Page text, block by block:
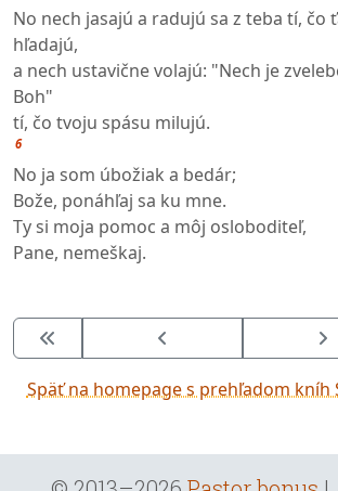
No nech jasajú a radujú sa z teba tí, čo
hľadajú,
a nech ustavične volajú: "Nech je
Boh"
tí, čo tvoju spásu milujú.
6
No ja som úbožiak a bedár;
Bože, ponáhľaj sa ku mne.
Ty si moja pomoc a môj osloboditeľ,
Pane, nemeškaj.
Späť na homepage s prehľadom kníh